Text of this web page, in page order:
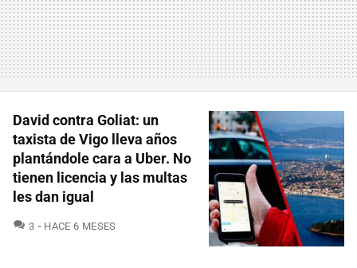
David contra Goliat: un
taxista de Vigo lleva años
plantándole cara a Uber. No
tienen licencia y las multas
les dan igual
3 COMENTARIOS
HACE 6 MESES